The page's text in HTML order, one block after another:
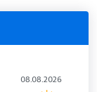
08.08.2026